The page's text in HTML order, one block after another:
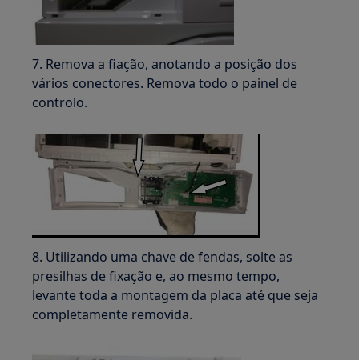
7. Remova a fiação, anotando a posição dos
vários conectores. Remova todo o painel de
controlo.
8. Utilizando uma chave de fendas, solte as
presilhas de fixação e, ao mesmo tempo,
levante toda a montagem da placa até que seja
completamente removida.